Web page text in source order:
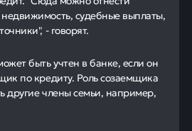
судебные выплаты,
- говорят.
быть учтен в банке, если он
по кредиту. Роль созаемщика
другие члены семьи, например,